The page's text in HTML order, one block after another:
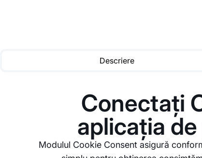
Descriere
Conectați
aplicația
Modulul Cookie Consent asigură